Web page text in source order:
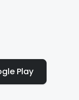
Play